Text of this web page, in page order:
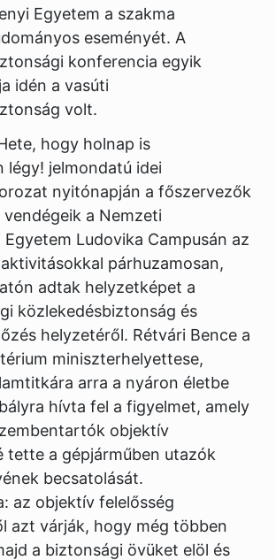
Egyetem a szakma
eseményét. A
konferencia egyik
idén a vasúti
volt.
hogy holnap is
légy! jelmondatú idei
nyitónapján a főszervezők
a Nemzeti
Ludovika Campusán az
párhuzamosan,
adtak helyzetképet a
közlekedésbiztonság és
helyzetéről. Rétvári Bence a
miniszterhelyettese,
arra a nyáron életbe
hívta fel a figyelmet, amely
objektív
tette a gépjárműben utazók
becsatolását.
az objektív felelősség
azt várják, hogy még többen
a biztonsági övüket elöl és